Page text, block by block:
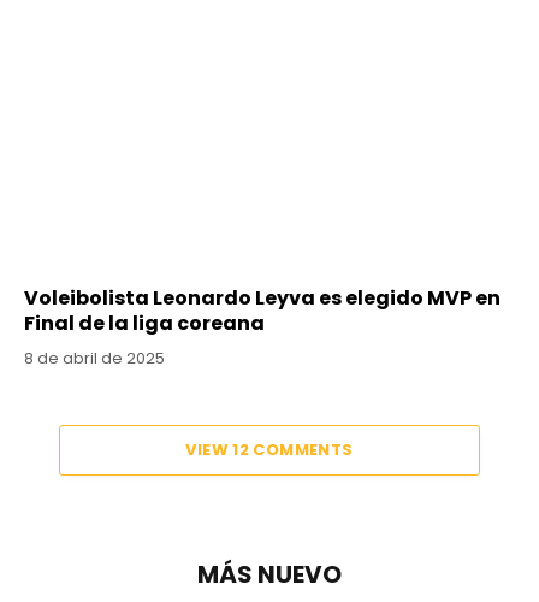
Voleibolista Leonardo Leyva es elegido MVP en
Final de la liga coreana
8 de abril de 2025
VIEW 12 COMMENTS
MÁS NUEVO